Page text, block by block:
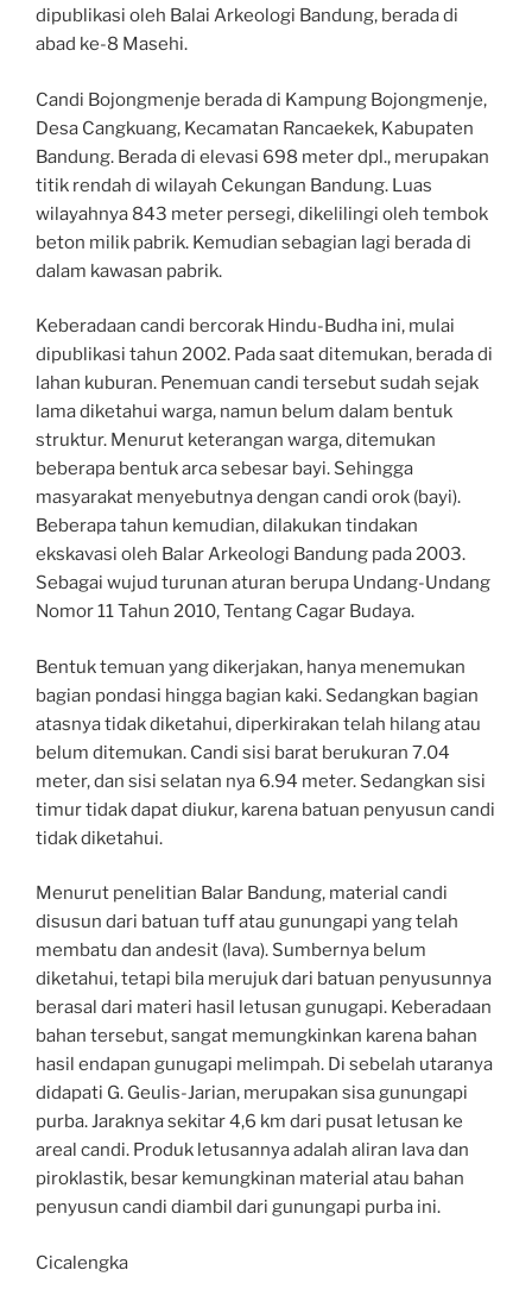
dipublikasi oleh Balai Arkeologi Bandung, berada di
abad ke-8 Masehi.
Candi Bojongmenje berada di Kampung Bojongmenje,
Desa Cangkuang, Kecamatan Rancaekek, Kabupaten
Bandung. Berada di elevasi 698 meter dpl., merupakan
titik rendah di wilayah Cekungan Bandung. Luas
wilayahnya 843 meter persegi, dikelilingi oleh tembok
beton milik pabrik. Kemudian sebagian lagi berada di
dalam kawasan pabrik.
Keberadaan candi bercorak Hindu-Budha ini, mulai
dipublikasi tahun 2002. Pada saat ditemukan, berada di
lahan kuburan. Penemuan candi tersebut sudah sejak
lama diketahui warga, namun belum dalam bentuk
struktur. Menurut keterangan warga, ditemukan
beberapa bentuk arca sebesar bayi. Sehingga
masyarakat menyebutnya dengan candi orok (bayi).
Beberapa tahun kemudian, dilakukan tindakan
ekskavasi oleh Balar Arkeologi Bandung pada 2003.
Sebagai wujud turunan aturan berupa Undang-Undang
Nomor 11 Tahun 2010, Tentang Cagar Budaya.
Bentuk temuan yang dikerjakan, hanya menemukan
bagian pondasi hingga bagian kaki. Sedangkan bagian
atasnya tidak diketahui, diperkirakan telah hilang atau
belum ditemukan. Candi sisi barat berukuran 7.04
meter, dan sisi selatan nya 6.94 meter. Sedangkan sisi
timur tidak dapat diukur, karena batuan penyusun candi
tidak diketahui.
Menurut penelitian Balar Bandung, material candi
disusun dari batuan tuff atau gunungapi yang telah
membatu dan andesit (lava). Sumbernya belum
diketahui, tetapi bila merujuk dari batuan penyusunnya
berasal dari materi hasil letusan gunugapi. Keberadaan
bahan tersebut, sangat memungkinkan karena bahan
hasil endapan gunugapi melimpah. Di sebelah utaranya
didapati G. Geulis-Jarian, merupakan sisa gunungapi
purba. Jaraknya sekitar 4,6 km dari pusat letusan ke
areal candi. Produk letusannya adalah aliran lava dan
piroklastik, besar kemungkinan material atau bahan
penyusun candi diambil dari gunungapi purba ini.
Cicalengka